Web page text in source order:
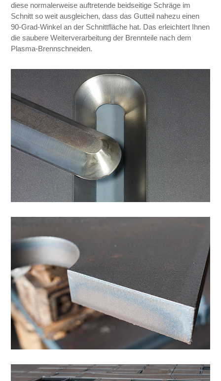
diese normalerweise auftretende beidseitige Schräge im
Schnitt so weit ausgleichen, dass das Gutteil nahezu einen
90-Grad-Winkel an der Schnittfläche hat. Das erleichtert Ihnen
die saubere Weiterverarbeitung der Brennteile nach dem
Plasma-Brennschneiden.